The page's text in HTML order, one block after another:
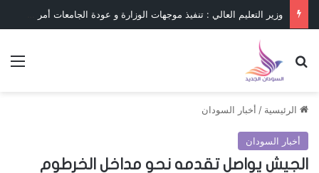
بحث عن
الرئيسية / أخبار السودان
أخبار السودان
الجيش يواصل تقدمه نحو مداخل الخرطوم